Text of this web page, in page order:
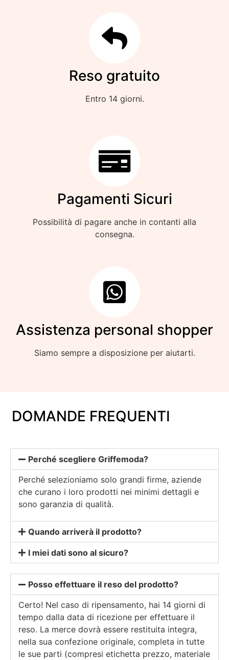
Reso gratuito
Entro 14 giorni.
Pagamenti Sicuri
Possibilità di pagare anche in contanti alla
consegna.
Assistenza personal shopper
Siamo sempre a disposizione per aiutarti.
DOMANDE FREQUENTI
Perché scegliere Griffemoda?
Perché selezioniamo solo grandi firme, aziende
che curano i loro prodotti nei minimi dettagli e
sono garanzia di qualità.
Quando arriverà il prodotto?
I miei dati sono al sicuro?
Posso effettuare il reso del prodotto?
Certo! Nel caso di ripensamento, hai 14 giorni di
tempo dalla data di ricezione per effettuare il
reso. La merce dovrà essere restituita integra,
nella sua confezione originale, completa in tutte
le sue parti (compresi etichetta prezzo, materiale